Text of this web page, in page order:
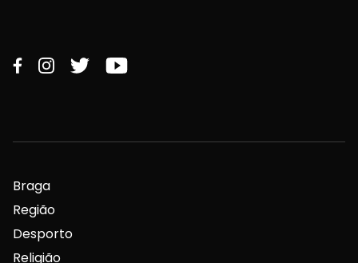
Braga
Região
Desporto
Religião